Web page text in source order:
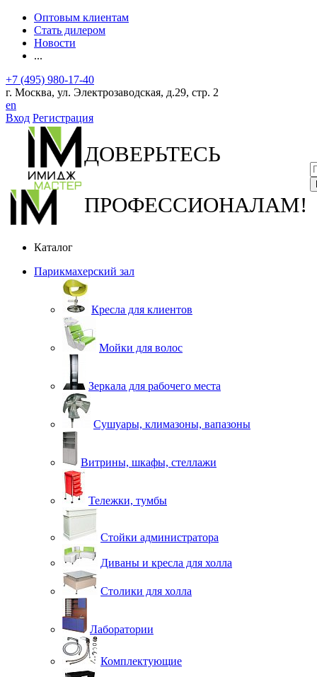
Оптовым клиентам
Стать дилером
Новости
...
+7 (495) 980-17-40
г. Москва, ул. Электрозаводская, д.29, стр. 2
en
Вход Регистрация
ДОВЕРЬТЕСЬ
ПРОФЕССИОНАЛАМ!
Каталог
Парикмахерский зал
Кресла для клиентов
Мойки для волос
Зеркала для рабочего места
Сушуары, климазоны, вапазоны
Витрины, шкафы, стеллажи
Тележки, тумбы
Стойки администратора
Диваны и кресла для холла
Столики для холла
Лаборатории
Комплектующие